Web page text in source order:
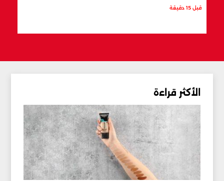
قبل 15 دقيقة
الأكثر قراءة